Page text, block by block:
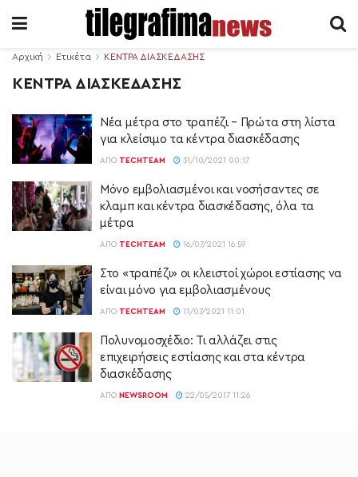
Αρχική Ετικέτα ΚΕΝΤΡΑ ΔΙΑΣΚΕΔΑΣΗΣ
ΚΕΝΤΡΑ ΔΙΑΣΚΕΔΑΣΗΣ
Νέα μέτρα στο τραπέζι – Πρώτα στη λίστα
για κλείσιμο τα κέντρα διασκέδασης
ΑΠΌ TECHTEAM 31/10/2021 00:17
Μόνο εμβολιασμένοι και νοσήσαντες σε
κλαμπ και κέντρα διασκέδασης, όλα τα
μέτρα
ΑΠΌ TECHTEAM 16/07/2021 16:59
Στο «τραπέζι» οι κλειστοί χώροι εστίασης να
είναι μόνο για εμβολιασμένους
ΑΠΌ TECHTEAM 11/07/2021 11:01
Πολυνομοσχέδιο: Τι αλλάζει στις
επιχειρήσεις εστίασης και στα κέντρα
διασκέδασης
ΑΠΌ NEWSROOM 22/05/2017 11:26